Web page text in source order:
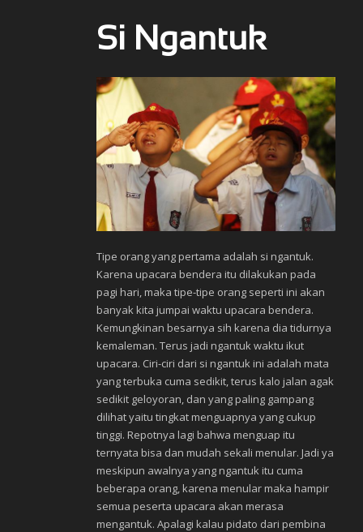
Si Ngantuk
Tipe orang yang pertama adalah si ngantuk.
Karena upacara bendera itu dilakukan pada
pagi hari, maka tipe-tipe orang seperti ini akan
banyak kita jumpai waktu upacara bendera.
Kemungkinan besarnya sih karena dia tidurnya
kemaleman. Terus jadi ngantuk waktu ikut
upacara. Ciri-ciri dari si ngantuk ini adalah mata
yang terbuka cuma sedikit, terus kalo jalan agak
sedikit geloyoran, dan yang paling gampang
dilihat yaitu tingkat menguapnya yang cukup
tinggi. Repotnya lagi bahwa menguap itu
ternyata bisa dan mudah sekali menular. Jadi ya
meskipun awalnya yang ngantuk itu cuma
beberapa orang, karena menular maka hampir
semua peserta upacara akan merasa
mengantuk. Apalagi kalau pidato dari pembina